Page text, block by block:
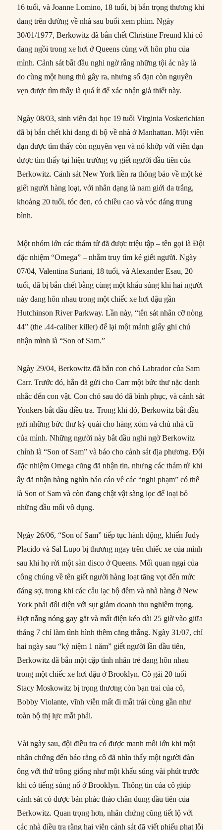
16 tuổi, và Joanne Lomino, 18 tuổi, bị bắn trọng thương khi
đang trên đường về nhà sau buổi xem phim. Ngày
30/01/1977, Berkowitz đã bắn chết Christine Freund khi cô
đang ngồi trong xe hơi ở Queens cùng với hôn phu của
mình. Cảnh sát bắt đầu nghi ngờ rằng những tội ác này là
do cùng một hung thủ gây ra, nhưng số đạn còn nguyên
vẹn được tìm thấy là quá ít để xác nhận giả thiết này.
Ngày 08/03, sinh viên đại học 19 tuổi Virginia Voskerichian
đã bị bắn chết khi đang đi bộ về nhà ở Manhattan. Một viên
đạn được tìm thấy còn nguyên vẹn và nó khớp với viên đạn
được tìm thấy tại hiện trường vụ giết người đầu tiên của
Berkowitz. Cảnh sát New York liền ra thông báo về một kẻ
giết người hàng loạt, với nhân dạng là nam giới da trắng,
khoảng 20 tuổi, tóc đen, có chiều cao và vóc dáng trung
bình.
Một nhóm lớn các thám tử đã được triệu tập – tên gọi là Đội
đặc nhiệm “Omega” – nhằm truy tìm kẻ giết người. Ngày
07/04, Valentina Suriani, 18 tuổi, và Alexander Esau, 20
tuổi, đã bị bắn chết bằng cùng một khẩu súng khi hai người
này đang hôn nhau trong một chiếc xe hơi đậu gần
Hutchinson River Parkway. Lần này, “tên sát nhân cỡ nòng
44” (the .44-caliber killer) để lại một mảnh giấy ghi chú
nhận mình là “Son of Sam.”
Ngày 29/04, Berkowitz đã bắn con chó Labrador của Sam
Carr. Trước đó, hắn đã gửi cho Carr một bức thư nặc danh
nhắc đến con vật. Con chó sau đó đã bình phục, và cảnh sát
Yonkers bắt đầu điều tra. Trong khi đó, Berkowitz bắt đầu
gửi những bức thư kỳ quái cho hàng xóm và chủ nhà cũ
của mình. Những người này bắt đầu nghi ngờ Berkowitz
chính là “Son of Sam” và báo cho cảnh sát địa phương. Đội
đặc nhiệm Omega cũng đã nhận tin, nhưng các thám tử khi
ấy đã nhận hàng nghìn báo cáo về các “nghi phạm” có thể
là Son of Sam và còn đang chật vật sàng lọc để loại bỏ
những đầu mối vô dụng.
Ngày 26/06, “Son of Sam” tiếp tục hành động, khiến Judy
Placido và Sal Lupo bị thương ngay trên chiếc xe của mình
sau khi họ rời một sàn disco ở Queens. Mối quan ngại của
công chúng về tên giết người hàng loạt tăng vọt đến mức
đáng sợ, trong khi các câu lạc bộ đêm và nhà hàng ở New
York phải đối diện với sụt giảm doanh thu nghiêm trọng.
Đợt nắng nóng gay gắt và mất điện kéo dài 25 giờ vào giữa
tháng 7 chỉ làm tình hình thêm căng thẳng. Ngày 31/07, chỉ
hai ngày sau “kỷ niệm 1 năm” giết người lần đầu tiên,
Berkowitz đã bắn một cặp tình nhân trẻ đang hôn nhau
trong một chiếc xe hơi đậu ở Brooklyn. Cô gái 20 tuổi
Stacy Moskowitz bị trọng thương còn bạn trai của cô,
Bobby Violante, vĩnh viễn mất đi mắt trái cùng gần như
toàn bộ thị lực mắt phải.
Vài ngày sau, đội điều tra có được manh mối lớn khi một
nhân chứng đến báo rằng cô đã nhìn thấy một người đàn
ông với thứ trông giống như một khẩu súng vài phút trước
khi có tiếng súng nổ ở Brooklyn. Thông tin của cô giúp
cảnh sát có được bản phác thảo chân dung đầu tiên của
Berkowitz. Quan trọng hơn, nhân chứng cũng tiết lộ với
các nhà điều tra rằng hai viên cảnh sát đã viết phiếu phạt lỗi